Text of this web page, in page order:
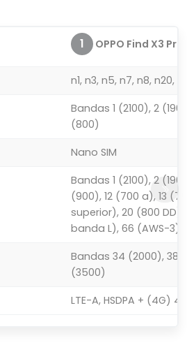
1 OPPO Find X3 Pro
n1, n3, n5, n7, n8, n20,
Bandas 1 (2100), 2
(800)
Nano SIM
Bandas 1 (2100), 2
(900), 12 (700 a), 13
superior), 20 (800 DD),
banda L), 66 (AWS-3)
Bandas 34 (2000), 38
(3500)
LTE-A, HSDPA + (4G)